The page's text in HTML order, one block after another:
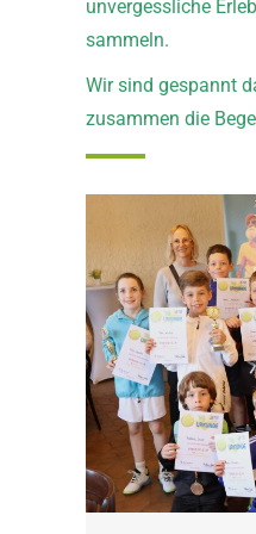
unvergessliche
sammeln.
Wir sind gespannt
zusammen die